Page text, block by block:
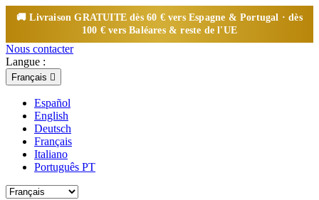
🚚 LivraisonGRATUITE dès 60 € vers Espagne & Portugal · dès
100 € vers Baléares & reste de l'UE
Nous contacter
Langue :
Français 
Español
English
Deutsch
Français
Italiano
Português PT